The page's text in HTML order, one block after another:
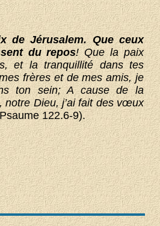
de Jérusalem. Que ceux
du repos! Que la paix
et la tranquillité dans tes
frères et de mes amis, je
ton sein; A cause de la
notre Dieu, j’ai fait des vœux
122.6-9).